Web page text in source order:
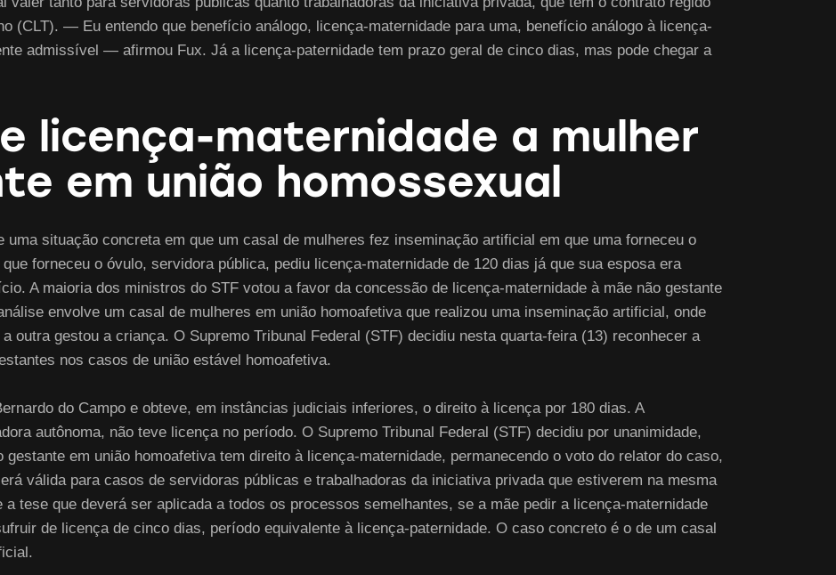
(CLT). — Eu entendo que benefício análogo, licença-maternidade para uma, benefício análogo à licença-
admissível — afirmou Fux. Já a licença-paternidade tem prazo geral de cinco dias, mas pode chegar a
licença-maternidade a mulher
em união homossexual
uma situação concreta em que um casal de mulheres fez inseminação artificial em que uma forneceu o
forneceu o óvulo, servidora pública, pediu licença-maternidade de 120 dias já que sua esposa era
A maioria dos ministros do STF votou a favor da concessão de licença-maternidade à mãe não gestante
envolve um casal de mulheres em união homoafetiva que realizou uma inseminação artificial, onde
outra gestou a criança. O Supremo Tribunal Federal (STF) decidiu nesta quarta-feira (13) reconhecer a
nos casos de união estável homoafetiva.
do Campo e obteve, em instâncias judiciais inferiores, o direito à licença por 180 dias. A
autônoma, não teve licença no período. O Supremo Tribunal Federal (STF) decidiu por unanimidade,
em união homoafetiva tem direito à licença-maternidade, permanecendo o voto do relator do caso,
válida para casos de servidoras públicas e trabalhadoras da iniciativa privada que estiverem na mesma
tese que deverá ser aplicada a todos os processos semelhantes, se a mãe pedir a licença-maternidade
de licença de cinco dias, período equivalente à licença-paternidade. O caso concreto é o de um casal